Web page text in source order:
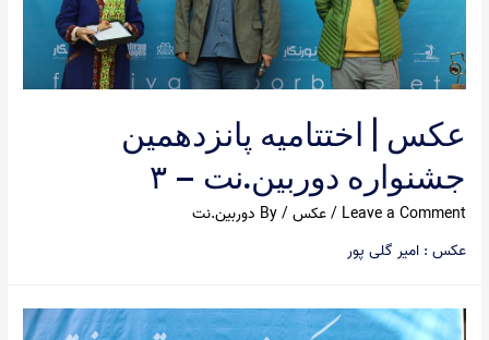
عکس | اختتامیه پانزدهمین
جشنواره دوربین.نت – ۳
Leave a Comment
/عکس/ By
دوربین.نت
عکس : امیر گلی پور